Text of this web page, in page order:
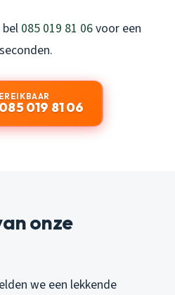
085 019 81 06voor een
019 81 06
onze
we een lekkende